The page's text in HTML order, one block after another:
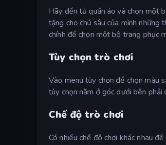
Hãy đến tủ quần áo và chọn một
tặng cho chú sâu của mình những
chính để chọn một bộ trang phục
Tùy chọn trò chơi
Vào menu tùy chọn để chọn màu
tùy chọn nằm ở góc dưới bên phải
Chế độ trò chơi
Có nhiều chế độ chơi khác nhau